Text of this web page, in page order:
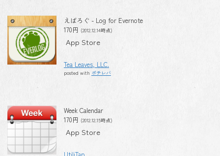
えばろぐ - Log for Evernote
170円 (2012.12.14時点)
App Store
Tea Leaves, LLC.
posted with ポチレバ
Week Calendar
170円 (2012.12.15時点)
App Store